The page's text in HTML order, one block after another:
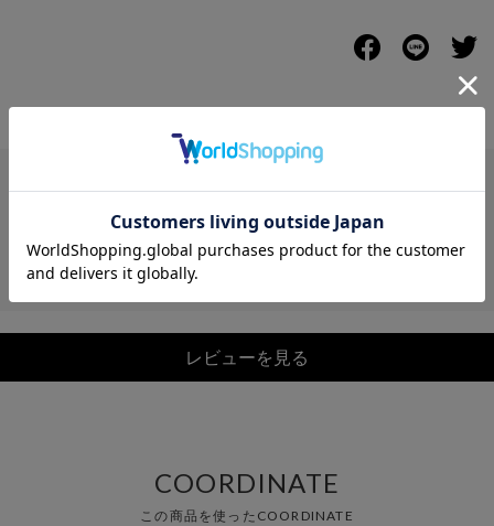
レビュー
レビューを見る
COORDINATE
この商品を使ったCOORDINATE